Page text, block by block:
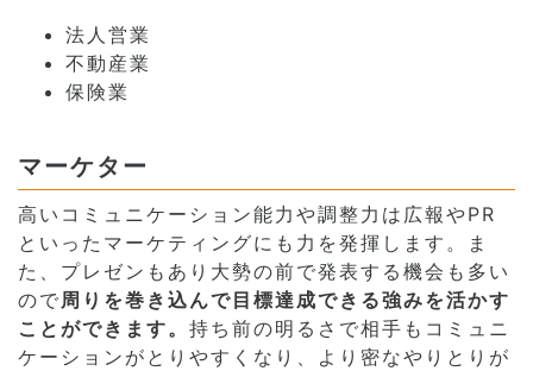
法人営業
不動産業
保険業
マーケター
高いコミュニケーション能力や調整力は広報やPR
といったマーケティングにも力を発揮します。ま
た、プレゼンもあり大勢の前で発表する機会も多い
ので 周りを巻き込んで目標達成できる強みを活かす
ことができます。 持ち前の明るさで相手もコミュニ
ケーションがとりやすくなり、より密なやりとりが